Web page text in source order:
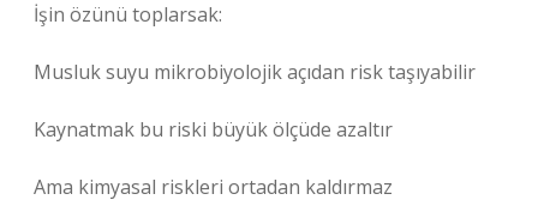
İşin özünü toplarsak:
Musluk suyu mikrobiyolojik açıdan risk taşıyabilir
Kaynatmak bu riski büyük ölçüde azaltır
Ama kimyasal riskleri ortadan kaldırmaz